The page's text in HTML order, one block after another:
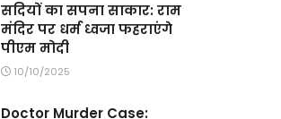
सदियों का सपना साकार: राम
मंदिर पर धर्म ध्वजा फहराएंगे
पीएम मोदी
10/10/2025
Doctor Murder Case: